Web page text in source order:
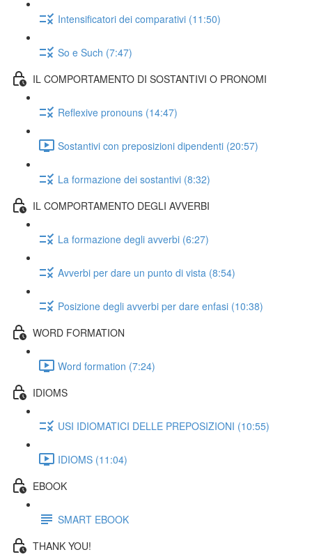
Intensificatori dei comparativi (11:50)
So e Such (7:47)
IL COMPORTAMENTO DI SOSTANTIVI O PRONOMI
Reflexive pronouns (14:47)
Sostantivi con preposizioni dipendenti (20:57)
La formazione dei sostantivi (8:32)
IL COMPORTAMENTO DEGLI AVVERBI
La formazione degli avverbi (6:27)
Avverbi per dare un punto di vista (8:54)
Posizione degli avverbi per dare enfasi (10:38)
WORD FORMATION
Word formation (7:24)
IDIOMS
USI IDIOMATICI DELLE PREPOSIZIONI (10:55)
IDIOMS (11:04)
EBOOK
SMART EBOOK
THANK YOU!